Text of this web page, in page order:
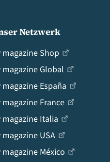
Netzwerk
magazine Shop
magazine Global
magazine España
magazine France
magazine Italia
magazine USA
magazine México